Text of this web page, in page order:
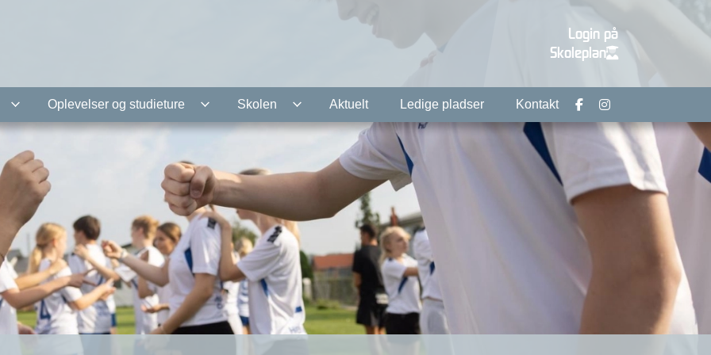
Login på
Skoleplan
Oplevelser og studieture Skolen Aktuelt Ledige pladser Kontakt